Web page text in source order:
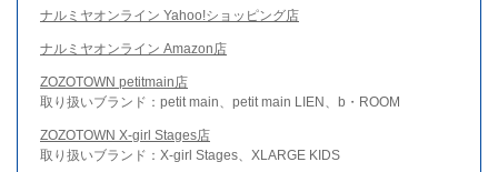
ナルミヤオンライン Yahoo!ショッピング店
ナルミヤオンライン Amazon店
ZOZOTOWN petitmain店
取り扱いブランド：petit main、petit main LIEN、b・ROOM
ZOZOTOWN X-girl Stages店
取り扱いブランド：X-girl Stages、XLARGE KIDS